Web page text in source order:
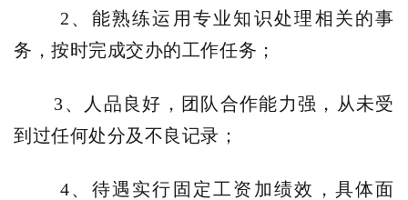
2、能熟练运用专业知识处理相关的事
务，按时完成交办的工作任务；
3、人品良好，团队合作能力强，从未受
到过任何处分及不良记录；
4、待遇实行固定工资加绩效，具体面